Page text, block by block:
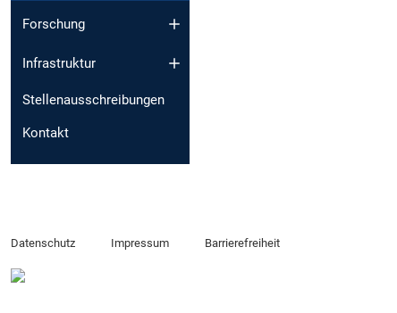
Forschung
Infrastruktur
Stellenausschreibungen
Kontakt
Datenschutz Impressum Barrierefreiheit